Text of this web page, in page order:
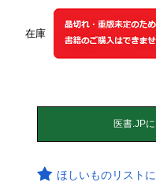
在庫
ほしいものリスト